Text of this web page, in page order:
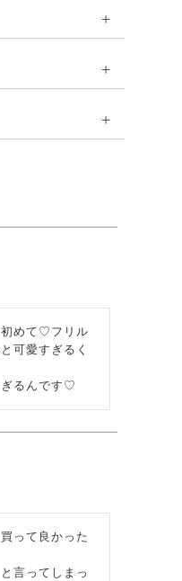
初めて♡フリル
可愛すぎるく
ぎるんです♡
って良かった
言ってしまっ